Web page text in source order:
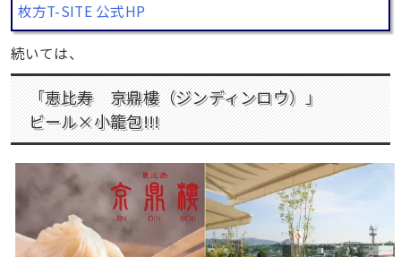
枚方T-SITE 公式HP
続いては、
「恵比寿 京鼎樓（ジンディンロウ）」
ビール×小籠包!!!